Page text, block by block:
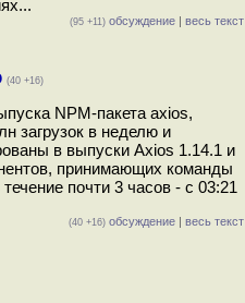
(95 +11) обсуждение | весь текст
(40 +16)
NPM-пакета axios,
загрузок в неделю и
в выпуски Axios 1.14.1 и
принимающих команды
почти 3 часов - с 03:21
(40 +16) обсуждение | весь текст